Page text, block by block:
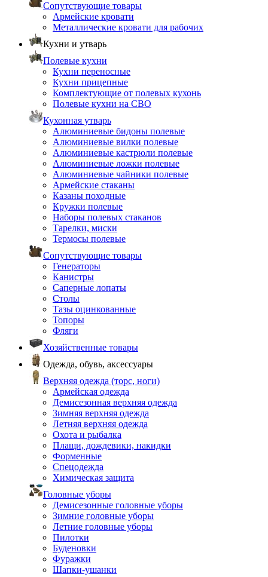
Сопутствующие товары
Армейские кровати
Металлические кровати для рабочих
Кухни и утварь
Полевые кухни
Кухни переносные
Кухни прицепные
Комплектующие от полевых кухонь
Полевые кухни на СВО
Кухонная утварь
Алюминиевые бидоны полевые
Алюминиевые вилки полевые
Алюминиевые кастрюли полевые
Алюминиевые ложки полевые
Алюминиевые чайники полевые
Армейские стаканы
Казаны походные
Кружки полевые
Наборы полевых стаканов
Тарелки, миски
Термосы полевые
Сопутствующие товары
Генераторы
Канистры
Саперные лопаты
Столы
Тазы оцинкованные
Топоры
Фляги
Хозяйственные товары
Одежда, обувь, аксессуары
Верхняя одежда (торс, ноги)
Армейская одежда
Демисезонная верхняя одежда
Зимняя верхняя одежда
Летняя верхняя одежда
Охота и рыбалка
Плащи, дождевики, накидки
Форменные
Спецодежда
Химическая защита
Головные уборы
Демисезонные головные уборы
Зимние головные уборы
Летние головные уборы
Пилотки
Буденовки
Фуражки
Шапки-ушанки